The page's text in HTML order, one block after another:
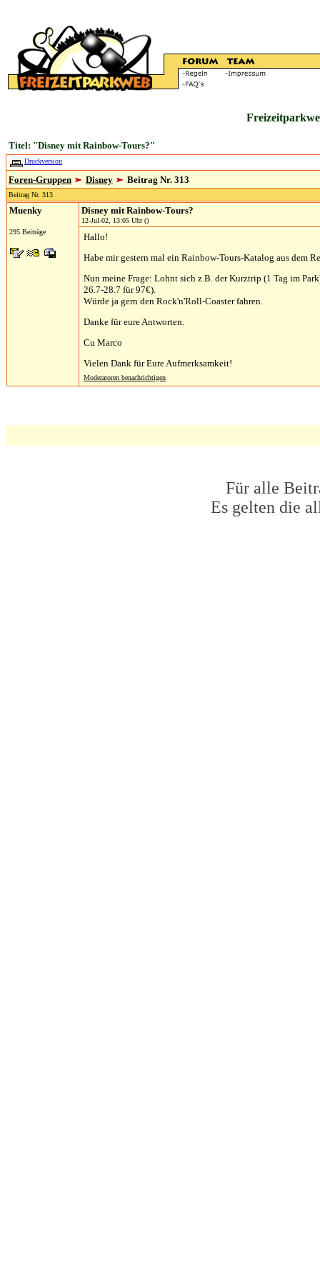
Titel: "Disney mit Rainbow-Tours?"
Druckversion
Foren-Gruppen Disney Beitrag Nr. 313
Beitrag Nr. 313
Muenky
295 Beiträge
Disney mit Rainbow-Tours?
12-Jul-02, 13:05 Uhr ()
Hallo!
Habe mir gestern mal ein Rainbow-Tours-Katalog aus dem
Nun meine Frage: Lohnt sich z.B. der Kurztrip (1 Tag im
26.7-28.7 für 97€).
Würde ja gern den Rock'n'Roll-Coaster fahren.
Danke für eure Antworten.
Cu Marco
Vielen Dank für Eure Aufmerksamkeit!
Moderatoren benachrichtigen
Für alle
Es gelten die